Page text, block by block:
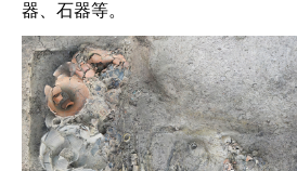
器、石器等。